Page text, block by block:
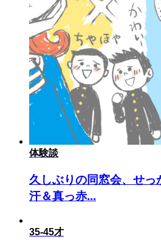
体験談
久しぶりの同窓会、せ
汗＆真っ赤...
35-45才